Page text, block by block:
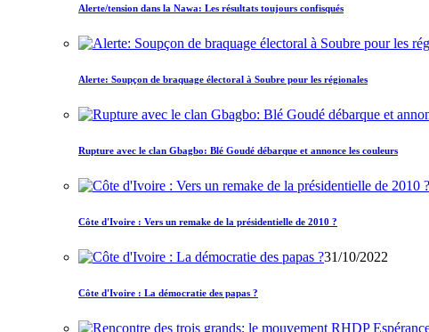
Alerte/tension dans la Nawa: Les résultats toujours confisqués
Alerte: Soupçon de braquage électoral à Soubre pour les régionales
Rupture avec le clan Gbagbo: Blé Goudé débarque et annonce les couleurs
Côte d'Ivoire : Vers un remake de la présidentielle de 2010 ?
31/10/2022
Côte d'Ivoire : La démocratie des papas ?